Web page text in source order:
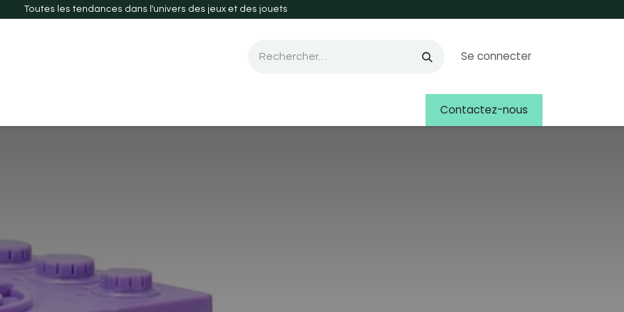
Toutes les tendances dans l'univers des jeux et des jouets
Se connecter
Contactez-nous